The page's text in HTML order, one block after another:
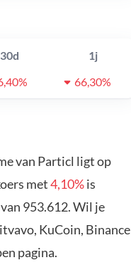
30d
1j
66,30%
van Particl ligt op
met4,10%is
953.612. Wil je
KuCoin, Binance
pagina.